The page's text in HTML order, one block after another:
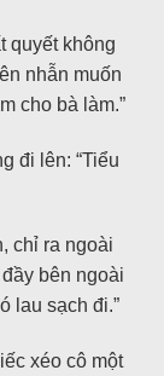
quyết không
nhẫn muốn
cho bà làm.”
đi lên: “Tiểu
chỉ ra ngoài
bên ngoài
lau sạch đi.”
xéo cô một